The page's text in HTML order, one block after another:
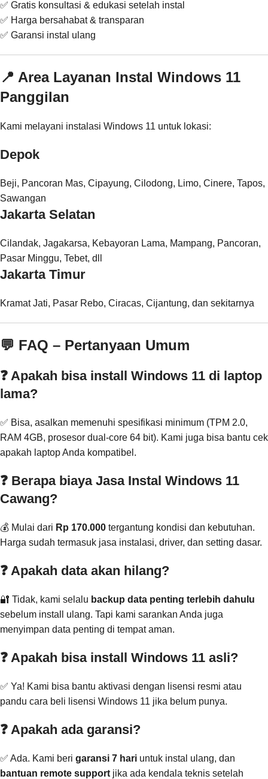
✅ Gratis konsultasi & edukasi setelah instal
✅ Harga bersahabat & transparan
✅ Garansi instal ulang
📍 Area Layanan Instal Windows 11
Panggilan
Kami melayani instalasi Windows 11 untuk lokasi:
Depok
Beji, Pancoran Mas, Cipayung, Cilodong, Limo, Cinere, Tapos,
Sawangan
Jakarta Selatan
Cilandak, Jagakarsa, Kebayoran Lama, Mampang, Pancoran,
Pasar Minggu, Tebet, dll
Jakarta Timur
Kramat Jati, Pasar Rebo, Ciracas, Cijantung, dan sekitarnya
💬 FAQ – Pertanyaan Umum
❓ Apakah bisa install Windows 11 di laptop
lama?
✅ Bisa, asalkan memenuhi spesifikasi minimum (TPM 2.0,
RAM 4GB, prosesor dual-core 64 bit). Kami juga bisa bantu cek
apakah laptop Anda kompatibel.
❓ Berapa biaya Jasa Instal Windows 11
Cawang?
💰 Mulai dari Rp 170.000 tergantung kondisi dan kebutuhan.
Harga sudah termasuk jasa instalasi, driver, dan setting dasar.
❓ Apakah data akan hilang?
🔐 Tidak, kami selalu backup data penting terlebih dahulu
sebelum install ulang. Tapi kami sarankan Anda juga
menyimpan data penting di tempat aman.
❓ Apakah bisa install Windows 11 asli?
✅ Ya! Kami bisa bantu aktivasi dengan lisensi resmi atau
pandu cara beli lisensi Windows 11 jika belum punya.
❓ Apakah ada garansi?
✅ Ada. Kami beri garansi 7 hari untuk instal ulang, dan
bantuan remote support jika ada kendala teknis setelah